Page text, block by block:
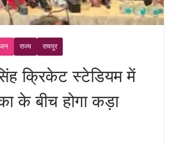
राज्य रायपुर
क्रिकेट स्टेडियम में
के बीच होगा कड़ा